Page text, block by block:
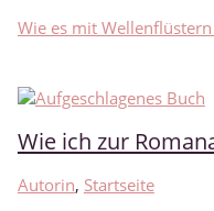
Wie es mit
Wie ich zur
Autorin, Startseite